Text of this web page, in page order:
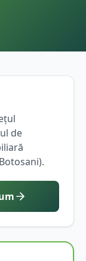
de
Botosani).